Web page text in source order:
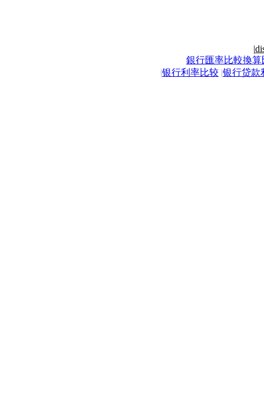
|
銀行匯率比較換算
|银行利率比较 |银行贷款